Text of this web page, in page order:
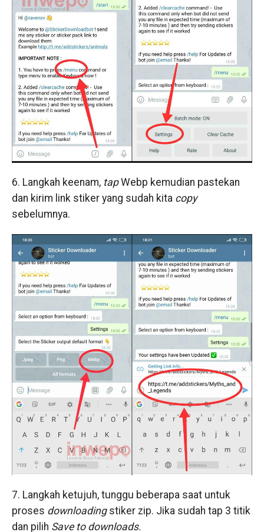
6. Langkah keenam, tapWebp kemudian pastekan
dan kirim link stiker yang sudah kita copy
sebelumnya.
7. Langkah ketujuh, tunggu beberapa saat untuk
proses downloadingstiker zip. Jika sudah tap 3 titik
dan pilih Save to downloads.